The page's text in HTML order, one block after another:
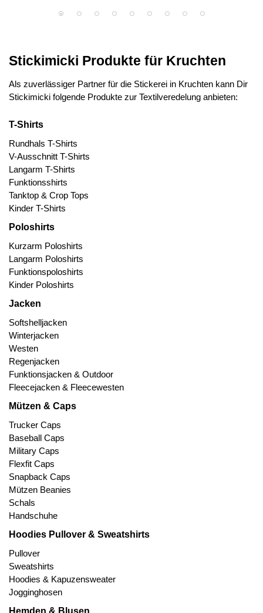
Stickimicki Produkte für Kruchten
Als zuverlässiger Partner für die Stickerei in Kruchten kann Dir
Stickimicki folgende Produkte zur Textilveredelung anbieten:
T-Shirts
Rundhals T-Shirts
V-Ausschnitt T-Shirts
Langarm T-Shirts
Funktionsshirts
Tanktop & Crop Tops
Kinder T-Shirts
Poloshirts
Kurzarm Poloshirts
Langarm Poloshirts
Funktionspoloshirts
Kinder Poloshirts
Jacken
Softshelljacken
Winterjacken
Westen
Regenjacken
Funktionsjacken & Outdoor
Fleecejacken & Fleecewesten
Mützen & Caps
Trucker Caps
Baseball Caps
Military Caps
Flexfit Caps
Snapback Caps
Mützen Beanies
Schals
Handschuhe
Hoodies Pullover & Sweatshirts
Pullover
Sweatshirts
Hoodies & Kapuzensweater
Jogginghosen
Hemden & Blusen